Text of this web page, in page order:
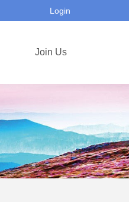
Login
Join Us